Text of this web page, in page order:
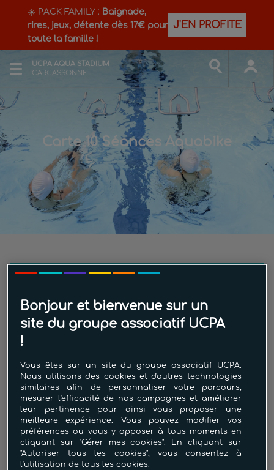
☀️ PACK FAMILY : Baignade,
rires, jeux, détente dès 17€ pour
toute la famille !
J'EN PROFITE
UCPA AQUA STADIUM
CARCASSONNE
Carte 10 Séances Aquabike
Carte 10 Séances Aquabike
À partir de
Pour pédaler dans l'eau en rythme
et en musique. Pour effectuer un
travail cardiodrainant et
d’endurance. Pour se renforcer
musculairement
Bonjour et bienvenue sur un
site du groupe associatif UCPA
!
Vous êtes sur un site du groupe associatif UCPA.
Nous utilisons des cookies et d'autres technologies
similaires afin de personnaliser votre parcours,
mesurer l'efficacité de nos campagnes et améliorer
leur pertinence pour ainsi vous proposer une
meilleure expérience. Vous pouvez modifier vos
préférences ou vous y opposer à tous moments en
cliquant sur "Gérer mes cookies". En cliquant sur
"Autoriser tous les cookies", vous consentez à
l'utilisation de tous les cookies.